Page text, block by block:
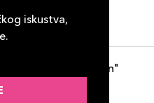
iskustva,
- "DP Lux Distribution"
Luka
d.o.o. Sarajevo